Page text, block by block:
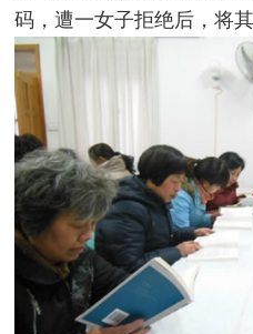
码，遭一女子拒绝后，将